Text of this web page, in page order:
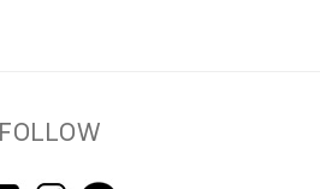
FOLLOW